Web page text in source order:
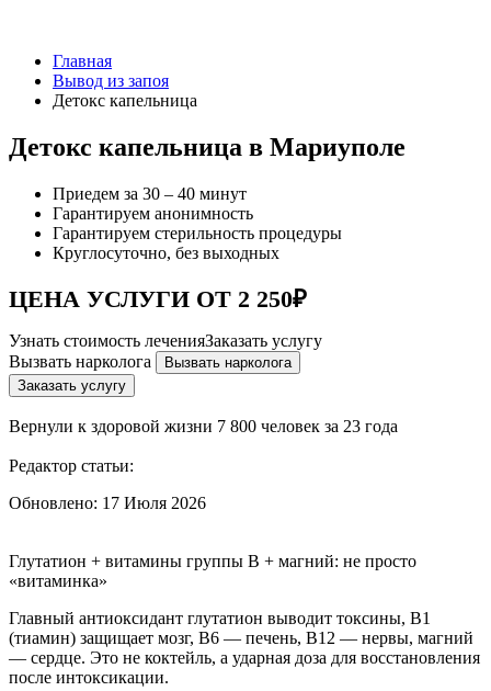
Главная
Вывод из запоя
Детокс капельница
Детокс капельница в Мариуполе
Приедем за 30 – 40 минут
Гарантируем анонимность
Гарантируем стерильность процедуры
Круглосуточно, без выходных
ЦЕНА УСЛУГИ ОТ 2 250₽
Узнать стоимость леченияЗаказать услугу
Вызвать нарколога
Вызвать нарколога
Заказать услугу
Вернули к здоровой жизни 7 800 человек за 23 года
Редактор статьи:
Обновлено: 17 Июля 2026
Глутатион + витамины группы B + магний: не просто
«витаминка»
Главный антиоксидант глутатион выводит токсины, B1
(тиамин) защищает мозг, B6 — печень, B12 — нервы, магний
— сердце. Это не коктейль, а ударная доза для восстановления
после интоксикации.